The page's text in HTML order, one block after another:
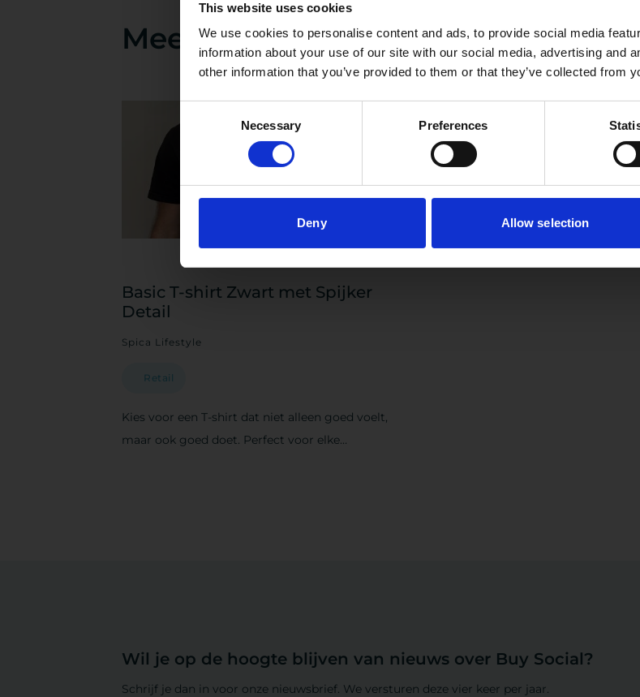
This website uses cookies
We use cookies to personalise content and ads, to provide social media
information about your use of our site with our social media, advertising and
other information that you’ve provided to them or that they’ve collected from
Necessary Preferences
Deny Allow selection
Meer van dit bedrijf
Basic T-shirt Zwart met Spijker
Detail
Spica Lifestyle
Retail
Kies voor een T-shirt dat niet alleen goed voelt,
maar ook goed doet. Perfect voor elke
Wil je op de hoogte blijven van nieuws over Buy Social?
Schrijf je dan in voor onze nieuwsbrief. We versturen deze vier keer per jaar.
maatschappelijke bijdrage leveren.
niet!
Met deze quickscan krijg je in een paar
direct aan de slag.
Doe de Quickscan impactvol